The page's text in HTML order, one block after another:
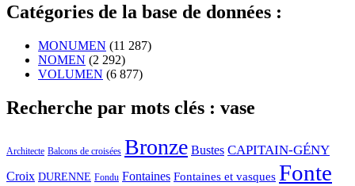
Catégories de la base de données :
MONUMEN (11 287)
NOMEN (2 292)
VOLUMEN (6 877)
Recherche par mots clés : vase
Architecte Balcons de croisées Bronze Bustes CAPITAIN-GÉNY
Croix DURENNE Fondu Fontaines Fontaines et vasques Fonte